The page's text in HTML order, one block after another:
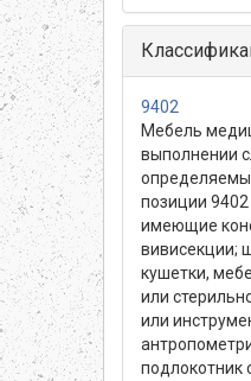
9402
Мебель
выполнении
позиции
имеющие
вивисекции;
кушетки,
или
или
подлокотник